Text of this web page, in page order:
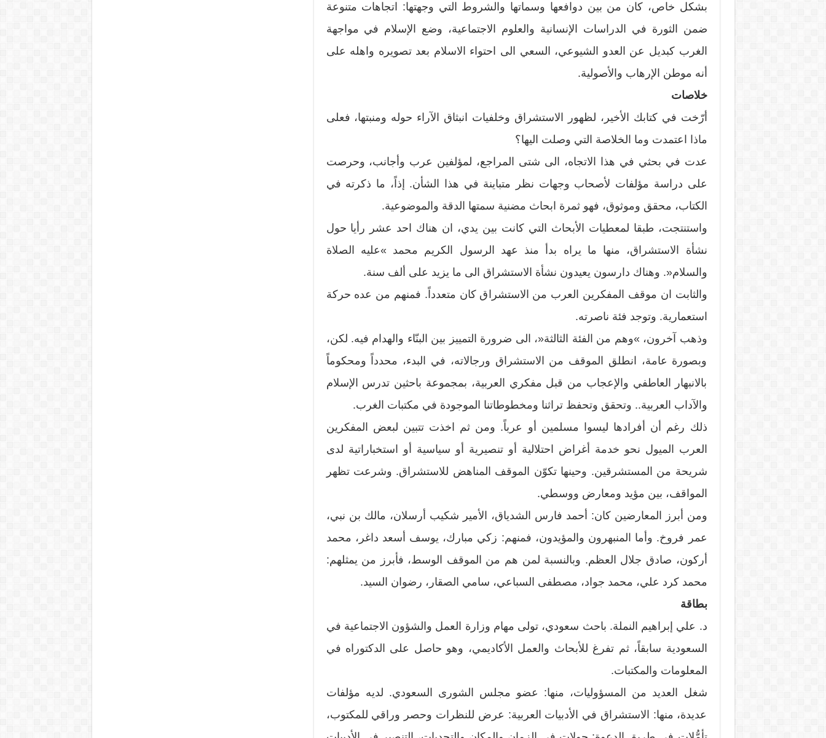
بشكل خاص، كان من بين دوافعها وسماتها والشروط التي وجهتها: اتجاهات متنوعة
ضمن الثورة في الدراسات الإنسانية والعلوم الاجتماعية، وضع الإسلام في مواجهة
الغرب كبديل عن العدو الشيوعي، السعي الى احتواء الاسلام بعد تصويره واهله على
أنه موطن الإرهاب والأصولية.
خلاصات
أرّخت في كتابك الأخير، لظهور الاستشراق وخلفيات انبثاق الآراء حوله ومنبتها، فعلى
ماذا اعتمدت وما الخلاصة التي وصلت اليها؟
عدت في بحثي في هذا الاتجاه، الى شتى المراجع، لمؤلفين عرب وأجانب، وحرصت
على دراسة مؤلفات لأصحاب وجهات نظر متباينة في هذا الشأن. إذاً، ما ذكرته في
الكتاب، محقق وموثوق، فهو ثمرة ابحاث مضنية سمتها الدقة والموضوعية.
واستنتجت، طبقا لمعطيات الأبحاث التي كانت بين يدي، ان هناك احد عشر رأيا حول
نشأة الاستشراق، منها ما يراه بدأ منذ عهد الرسول الكريم محمد »عليه الصلاة
والسلام«. وهناك دارسون يعيدون نشأة الاستشراق الى ما يزيد على ألف سنة.
والثابت ان موقف المفكرين العرب من الاستشراق كان متعدداً. فمنهم من عده حركة
استعمارية. وتوجد فئة ناصرته.
وذهب آخرون، »وهم من الفئة الثالثة«، الى ضرورة التمييز بين البنّاء والهدام فيه. لكن،
وبصورة عامة، انطلق الموقف من الاستشراق ورجالاته، في البدء، محدداً ومحكوماً
بالانبهار العاطفي والإعجاب من قبل مفكري العربية، بمجموعة باحثين تدرس الإسلام
والآداب العربية.. وتحقق وتحفظ تراثنا ومخطوطاتنا الموجودة في مكتبات الغرب.
ذلك رغم أن أفرادها ليسوا مسلمين أو عرباً. ومن ثم اخذت تتبين لبعض المفكرين
العرب الميول نحو خدمة أغراض احتلالية أو تنصيرية أو سياسية أو استخباراتية لدى
شريحة من المستشرقين. وحينها تكوّن الموقف المناهض للاستشراق. وشرعت تظهر
المواقف، بين مؤيد ومعارض ووسطي.
ومن أبرز المعارضين كان: أحمد فارس الشدياق، الأمير شكيب أرسلان، مالك بن نبي،
عمر فروخ. وأما المنبهرون والمؤيدون، فمنهم: زكي مبارك، يوسف أسعد داغر، محمد
أركون، صادق جلال العظم. وبالنسبة لمن هم من الموقف الوسط، فأبرز من يمثلهم:
محمد كرد علي، محمد جواد، مصطفى السباعي، سامي الصقار، رضوان السيد.
بطاقة
د. علي إبراهيم النملة. باحث سعودي، تولى مهام وزارة العمل والشؤون الاجتماعية في
السعودية سابقاً، ثم تفرغ للأبحاث والعمل الأكاديمي، وهو حاصل على الدكتوراه في
المعلومات والمكتبات.
شغل العديد من المسؤوليات، منها: عضو مجلس الشورى السعودي. لديه مؤلفات
عديدة، منها: الاستشراق في الأدبيات العربية: عرض للنظرات وحصر وراقي للمكتوب،